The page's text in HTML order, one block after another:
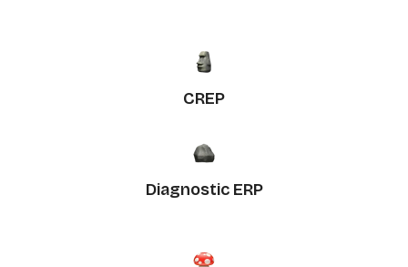
CREP
Diagnostic ERP